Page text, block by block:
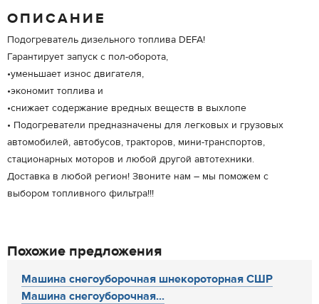
ОПИСАНИЕ
Подогреватель дизельного топлива DEFA!
Гарантирует запуск с пол-оборота,
•уменьшает износ двигателя,
•экономит топлива и
•снижает содержание вредных веществ в выхлопе
• Подогреватели предназначены для легковых и грузовых
автомобилей, автобусов, тракторов, мини-транспортов,
стационарных моторов и любой другой автотехники.
Доставка в любой регион! Звоните нам – мы поможем с
выбором топливного фильтра!!!
Похожие предложения
Машина снегоуборочная шнекороторная СШР
Машина снегоуборочная...